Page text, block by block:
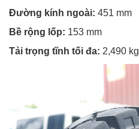
Đường kính ngoài: 451 mm
Bề rộng lốp: 153 mm
Tải trọng tĩnh tối đa: 2,490 kg